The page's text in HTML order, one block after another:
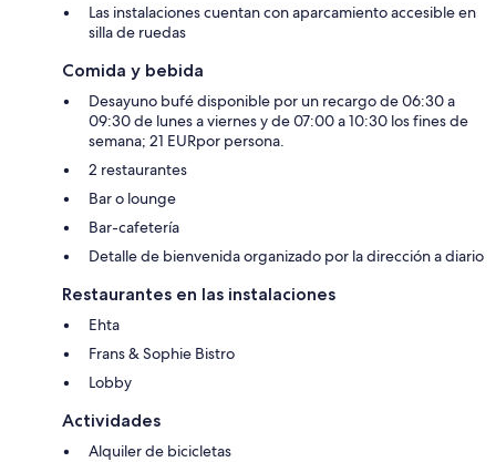
Las instalaciones cuentan con aparcamiento accesible en
silla de ruedas
Comida y bebida
Desayuno bufé disponible por un recargo de 06:30 a
09:30 de lunes a viernes y de 07:00 a 10:30 los fines de
semana; 21 EURpor persona.
2 restaurantes
Bar o lounge
Bar-cafetería
Detalle de bienvenida organizado por la dirección a diario
Restaurantes en las instalaciones
Ehta
Frans & Sophie Bistro
Lobby
Actividades
Alquiler de bicicletas